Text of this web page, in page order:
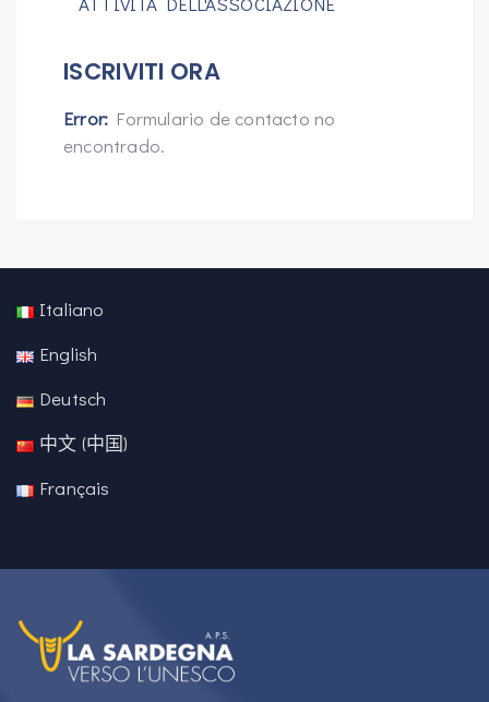
ISCRIVITI ORA
Error: Formulario de contacto no
encontrado.
Italiano
English
Deutsch
中文 (中国)
Français